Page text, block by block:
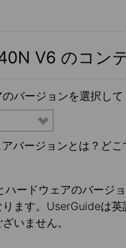
Smart
V6 のコン
バージョンを選択して
バージョンとは？ど
ハードウェアのバージ
ます。UserGuideは英
いません。